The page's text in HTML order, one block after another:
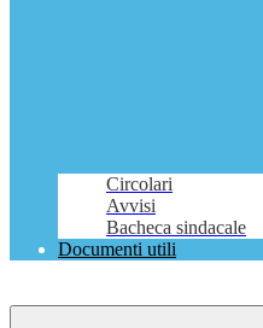
Circolari
Avvisi
Bacheca sindacale
Documenti utili